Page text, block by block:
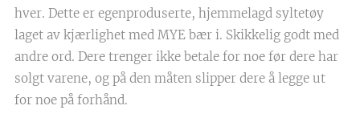
hver. Dette er egenproduserte, hjemmelagd syltetøy
laget av kjærlighet med MYE bær i. Skikkelig godt med
andre ord. Dere trenger ikke betale for noe før dere har
solgt varene, og på den måten slipper dere å legge ut
for noe på forhånd.